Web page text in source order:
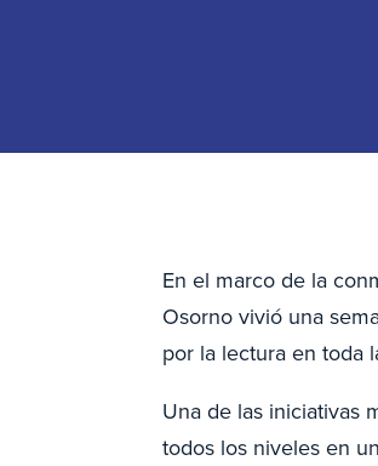
En el marco de la
Osorno vivió una
por la lectura en toda
Una de las iniciativas
todos los niveles en